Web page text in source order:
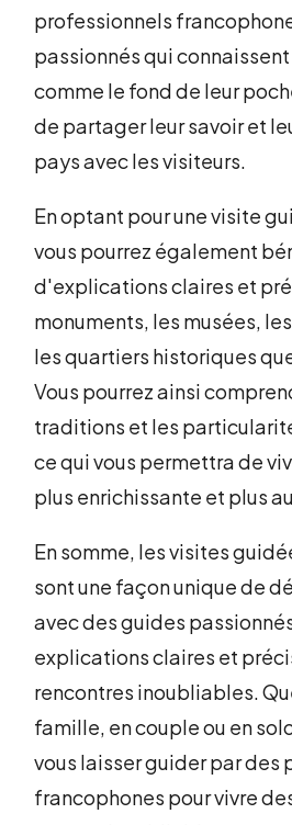
professionnels
passionnés qui
comme le fond de leur
de partager leur savoir et
pays avec les visiteurs.
En optant pour une visite
vous pourrez également
d'explications claires et
monuments, les musées,
les quartiers historiques
Vous pourrez ainsi
traditions et les
ce qui vous permettra de
plus enrichissante et plus
En somme, les visites
sont une façon unique de
avec des guides
explications claires et
rencontres inoubliables.
famille, en couple ou en
vous laisser guider par des
francophones pour vivre